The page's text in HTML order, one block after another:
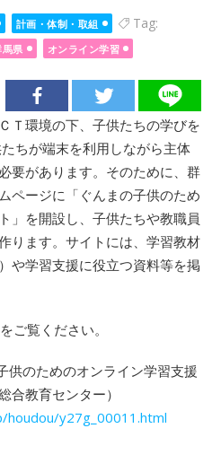
計画・体制・取組 Tag:
馬県 オンライン学習
Ｔ環境の下、子供たちの学びを
ちが端末を利用しながら主体
要があります。そのために、群
ページに「ぐんまの子供のため
」を開設し、子供たちや教職員
ります。サイトには、学習教材
や学習支援に役立つ資料等を掲
ご覧ください。
のためのオンライン学習支援
合教育センター）
y27g_00011.html